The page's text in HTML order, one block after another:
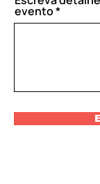
evento